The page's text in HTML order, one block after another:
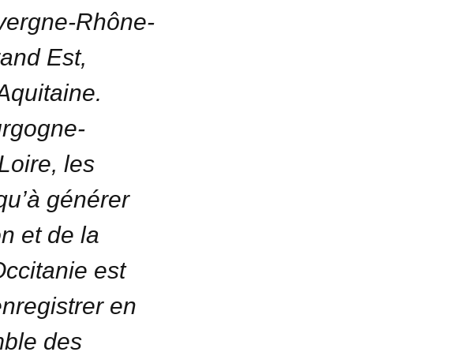
Rhône-
Est,
les
générer
et de la
est
en
des